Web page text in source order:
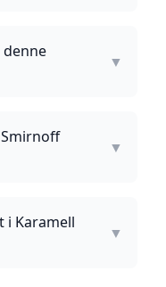
▼
▼
i Karamell
▼